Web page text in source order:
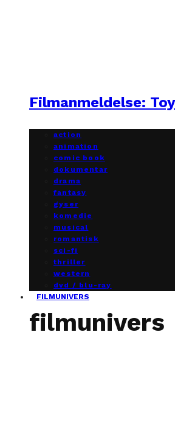
Filmanmeldelse:
action
animation
comic book
dokumentar
drama
fantasy
gyser
komedie
musical
romantisk
sci-fi
thriller
western
dvd / blu-ray
FILMUNIVERS
filmunivers